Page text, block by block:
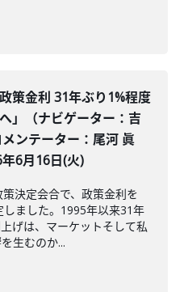
政策金利 31年ぶり1%程度
」（ナビゲーター：吉
ンテーター：尾河 眞
6月16日(火)
決定会合で、政策金利を
ました。1995年以来31年
げは、マーケットそして私
生むのか...